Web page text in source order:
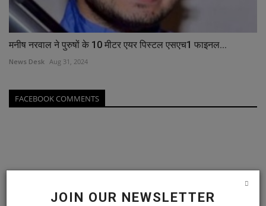
JOIN OUR NEWSLETTER
मनीष नरवाल ने पुरुषों के 10 मीटर एयर पिस्टल एसएच1 फाइनल...
News Desk Aug 31, 2024
FACEBOOK COMMENTS